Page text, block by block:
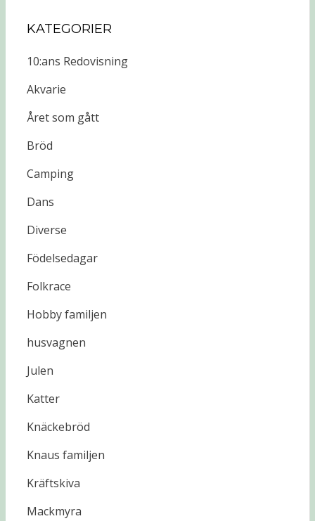
KATEGORIER
10:ans Redovisning
Akvarie
Året som gått
Bröd
Camping
Dans
Diverse
Födelsedagar
Folkrace
Hobby familjen
husvagnen
Julen
Katter
Knäckebröd
Knaus familjen
Kräftskiva
Mackmyra